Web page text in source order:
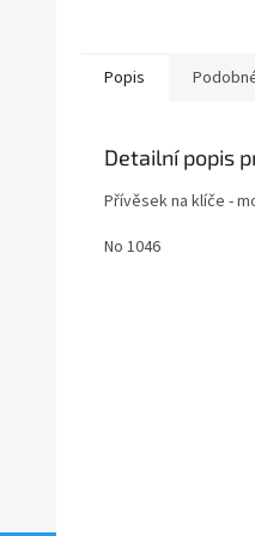
Popis
Detailní popis
Přívěsek na klíče -
No 1046